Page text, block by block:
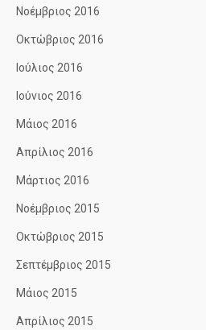
Νοέμβριος 2016
Οκτώβριος 2016
Ιούλιος 2016
Ιούνιος 2016
Μάιος 2016
Απρίλιος 2016
Μάρτιος 2016
Νοέμβριος 2015
Οκτώβριος 2015
Σεπτέμβριος 2015
Μάιος 2015
Απρίλιος 2015